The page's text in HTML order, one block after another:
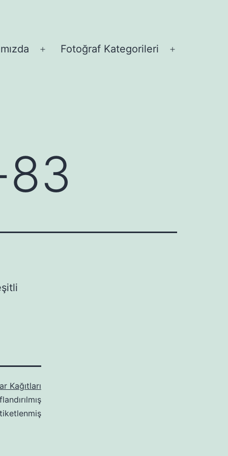
Menüyü
Fotoğraf Kategorileri
83
Kağıtları